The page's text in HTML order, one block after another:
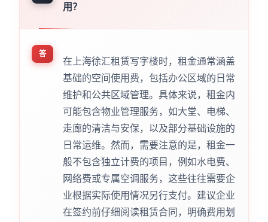
用？
答
在上海徐汇租赁写字楼时，租金通常涵盖
基础的空间使用费，包括办公区域的日常
维护和公共区域管理。具体来说，租金内
可能包含物业管理服务，如大堂、电梯、
走廊的清洁与安保，以及部分基础设施的
日常运维。然而，需要注意的是，租金一
般不包含独立计费的项目，例如水电费、
网络费或专属空调服务，这些往往需要企
业根据实际使用情况另行支付。建议企业
在签约前仔细阅读租赁合同，明确费用划